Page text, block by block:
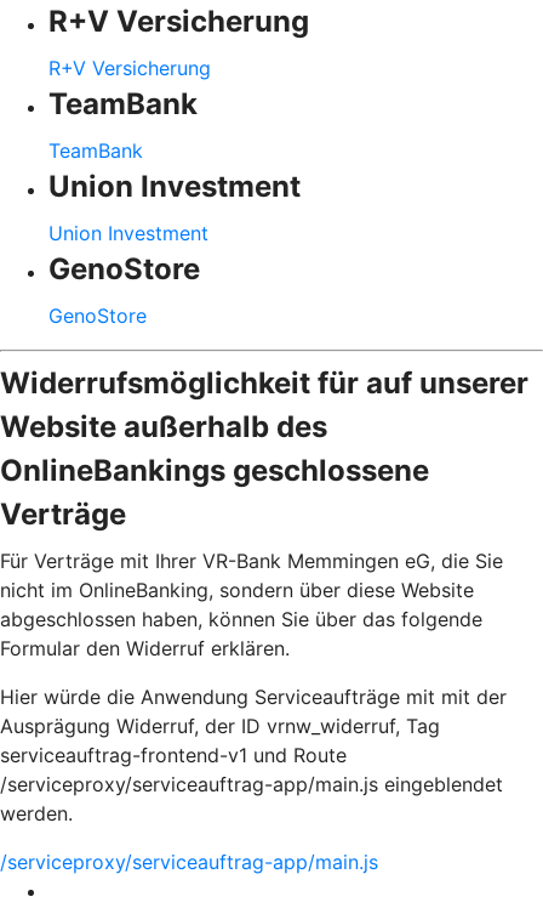
R+V Versicherung
R+V Versicherung
TeamBank
TeamBank
Union Investment
Union Investment
GenoStore
GenoStore
Widerrufsmöglichkeit für auf unserer
Website außerhalb des
OnlineBankings geschlossene
Verträge
Für Verträge mit Ihrer VR-Bank Memmingen eG, die Sie
nicht im OnlineBanking, sondern über diese Website
abgeschlossen haben, können Sie über das folgende
Formular den Widerruf erklären.
Hier würde die Anwendung Serviceaufträge mit mit der
Ausprägung Widerruf, der ID vrnw_widerruf, Tag
serviceauftrag-frontend-v1 und Route
/serviceproxy/serviceauftrag-app/main.js eingeblendet
werden.
/serviceproxy/serviceauftrag-app/main.js